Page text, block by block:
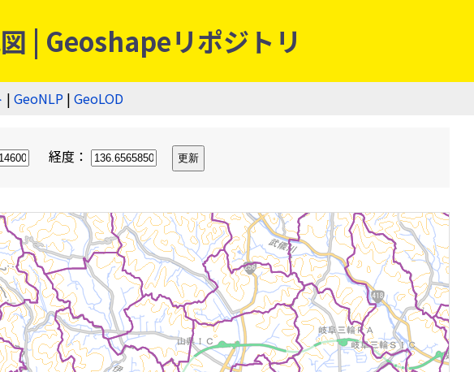
| Geoshapeリポジトリ
| GeoNLP | GeoLOD
経度：